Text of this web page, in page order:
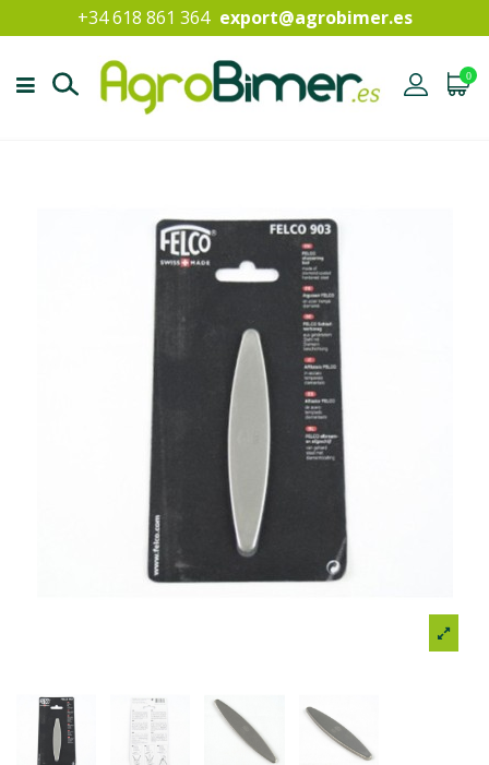
+34 618 861 364 export@agrobimer.es
0